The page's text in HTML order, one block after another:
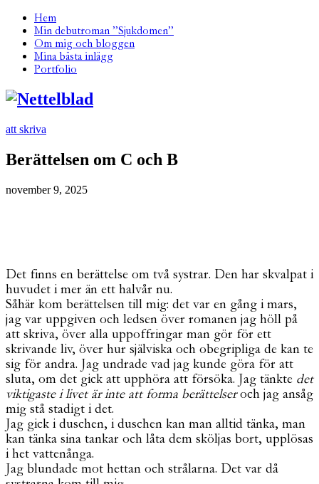
Hem
Min debutroman ”Sjukdomen”
Om mig och bloggen
Mina bästa inlägg
Portfolio
att skriva
Berättelsen om C och B
november 9, 2025
Det finns en berättelse om två systrar. Den har skvalpat i
huvudet i mer än ett halvår nu.
Såhär kom berättelsen till mig: det var en gång i mars,
jag var uppgiven och ledsen över romanen jag höll på
att skriva, över alla uppoffringar man gör för ett
skrivande liv, över hur själviska och obegripliga de kan te
sig för andra. Jag undrade vad jag kunde göra för att
sluta, om det gick att upphöra att försöka. Jag tänkte det
viktigaste i livet är inte att forma berättelseroch jag ansåg
mig stå stadigt i det.
Jag gick i duschen, i duschen kan man alltid tänka, man
kan tänka sina tankar och låta dem sköljas bort, upplösas
i het vattenånga.
Jag blundade mot hettan och strålarna. Det var då